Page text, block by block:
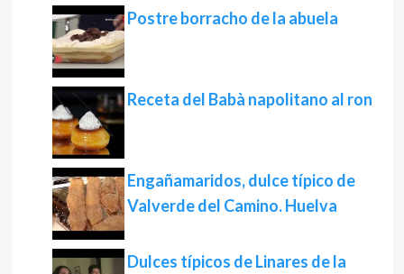
Postre borracho de la abuela
Receta del Babà napolitano al ron
Engañamaridos, dulce típico de
Valverde del Camino. Huelva
Dulces típicos de Linares de la